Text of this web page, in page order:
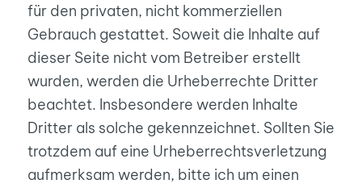
für den privaten, nicht kommerziellen
Gebrauch gestattet. Soweit die Inhalte auf
dieser Seite nicht vom Betreiber erstellt
wurden, werden die Urheberrechte Dritter
beachtet. Insbesondere werden Inhalte
Dritter als solche gekennzeichnet. Sollten Sie
trotzdem auf eine Urheberrechtsverletzung
aufmerksam werden, bitte ich um einen